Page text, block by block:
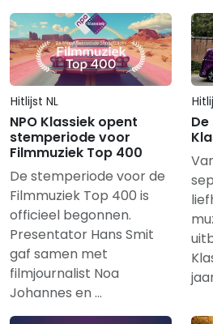
Hitlijst NL
NPO Klassiek opent
stemperiode voor
Filmmuziek Top 400
De stemperiode voor de
Filmmuziek Top 400 is
officieel begonnen.
Presentator Hans Smit
gaf samen met
filmjournalist Noa
Johannes en …